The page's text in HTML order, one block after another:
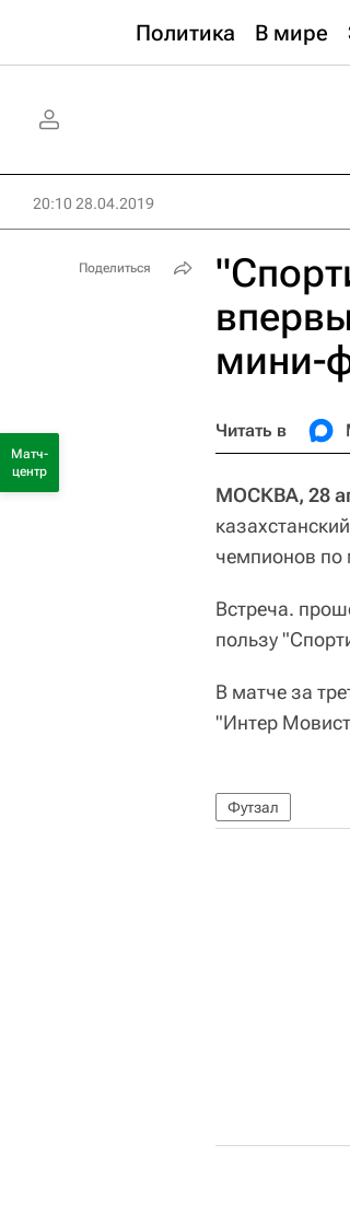
Политика В мире
20:10 28.04.2019
мини-
Читать в
МОСКВА, 28
чемпионов по
Встреча.
пользу
В матче за
"Интер
Футзал
Поделиться
Матч-
центр